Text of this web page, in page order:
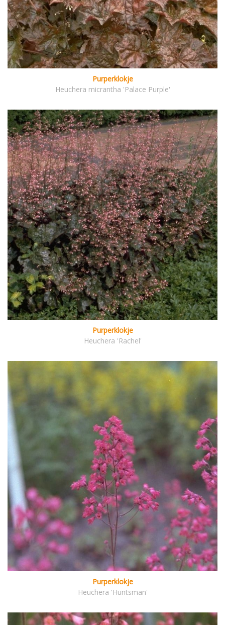
Purperklokje
Heuchera micrantha 'Palace Purple'
Purperklokje
Heuchera 'Rachel'
Purperklokje
Heuchera 'Huntsman'